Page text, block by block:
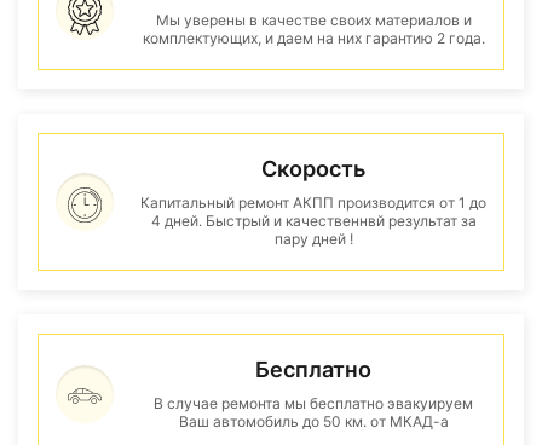
Мы уверены в качестве своих материалов и
комплектующих, и даем на них гарантию 2 года.
Скорость
Капитальный ремонт АКПП производится от 1 до
4 дней. Быстрый и качественнвй результат за
пару дней !
Бесплатно
В случае ремонта мы бесплатно эвакуируем
Ваш автомобиль до 50 км. от МКАД-а